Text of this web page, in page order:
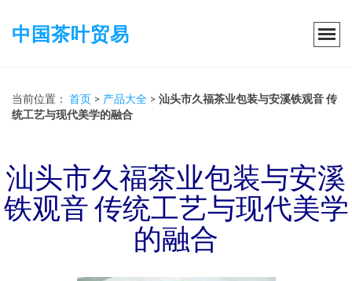
中国茶叶贸易
当前位置： 首页 > 产品大全 > 汕头市久福茶业包装与安溪铁观音 传
统工艺与现代美学的融合
汕头市久福茶业包装与安溪
铁观音 传统工艺与现代美学
的融合